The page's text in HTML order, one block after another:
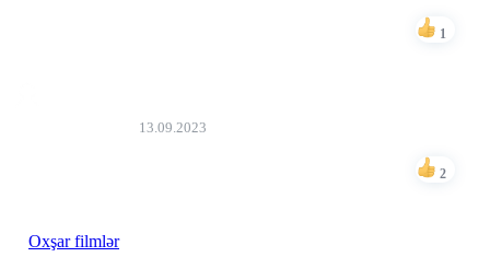
1
13.09.2023
2
Oxşar filmlər